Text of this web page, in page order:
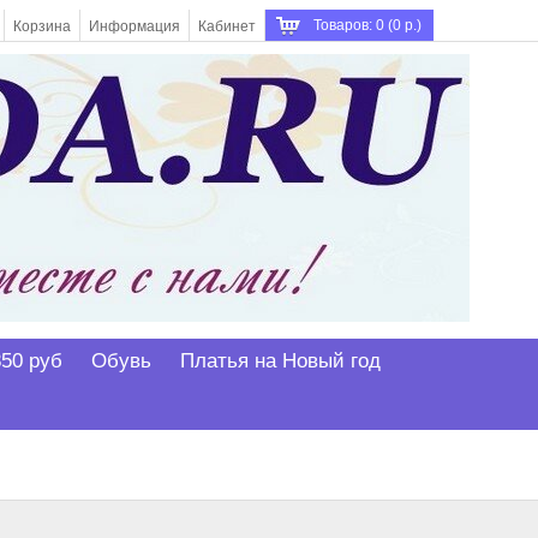
Товаров: 0 (0 р.)
Кабинет
Информация
Корзина
руб Обувь
Платья на Новый год